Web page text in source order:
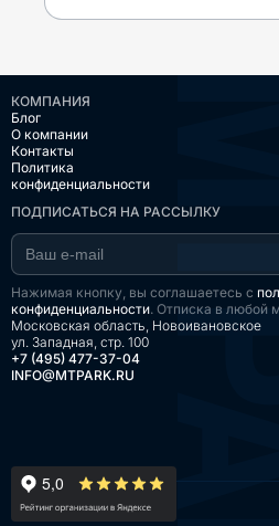
КОМПАНИЯ
Блог
О компании
Контакты
Политика
конфиденциальности
ПОДПИСАТЬСЯ НА РАССЫЛКУ
Нажимая кнопку, вы соглашаетесь с
конфиденциальности. Отписка в любой
Московская область, Новоивановское
ул. Западная, стр. 100
+7 (495) 477-37-04
INFO@MTPARK.RU